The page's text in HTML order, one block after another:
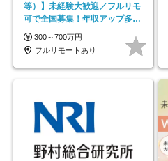
等）】未経験大歓迎／フルリモ
可で全国募集！年収アップ多数
★年休最大130日★
300～700万円
フルリモートあり